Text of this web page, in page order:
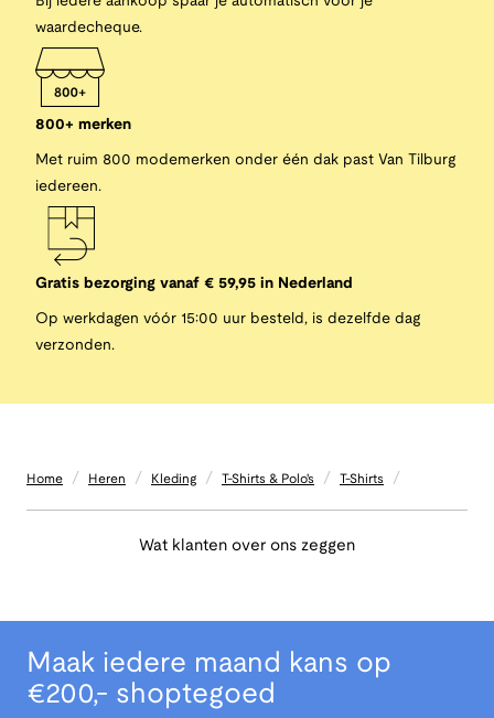
waardecheque.
800+ merken
Met ruim 800 modemerken onder één dak past Van Tilburg
iedereen.
Gratis bezorging vanaf € 59,95 in Nederland
Op werkdagen vóór 15:00 uur besteld, is dezelfde dag
verzonden.
Home / Heren / Kleding / T-Shirts & Polo's / T-Shirts /
Wat klanten over ons zeggen
Maak iedere maand kans op
€200,- shoptegoed